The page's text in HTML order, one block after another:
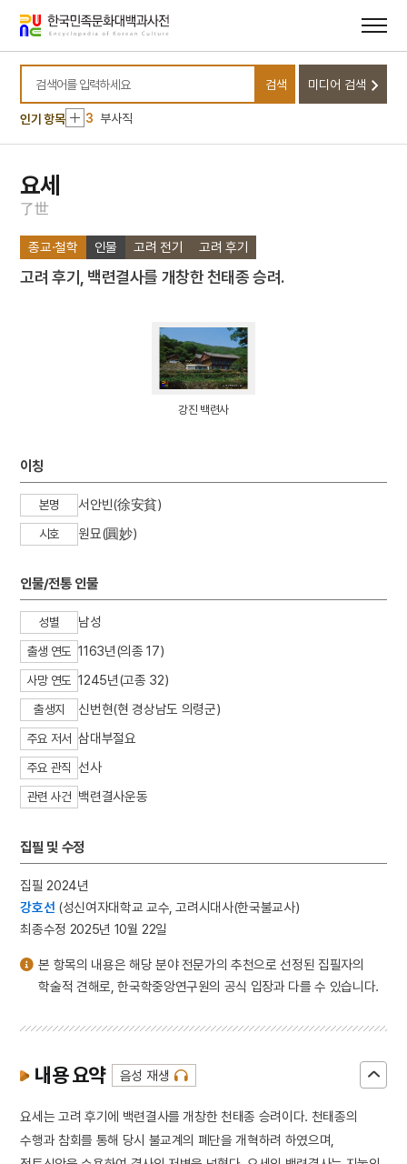
바로가기
바로가기
검색어를 입력하세요
검색 미디어 검색
인기 항목
10 고려혁명군관학교
1 세조
2 금성대군
3 부사직
4 산청 범학리 삼층석탑
아리랑
9
갓
산청 범학리 삼층석탑
7 세종
8
아리랑
10
요세
了世
종교·철학 인물 고려 전기 고려 후기
고려 후기, 백련결사를 개창한 천태종 승려.
강진 백련사
이칭
본명 서안빈(徐安貧)
시호 원묘(圓妙)
인물/전통 인물
성별 남성
출생 연도 1163년(의종 17)
사망 연도 1245년(고종 32)
출생지 신번현(현 경상남도 의령군)
주요 저서 삼대부절요
주요 관직 선사
관련 사건 백련결사운동
집필 및 수정
집필 2024년
강호선 (성신여자대학교 교수, 고려시대사(한국불교사)
최종수정 2025년 10월 22일
본 항목의 내용은 해당 분야 전문가의 추천으로 선정된 집필자의
학술적 견해로, 한국학중앙연구원의 공식 입장과 다를 수 있습니다.
내용 요약 음성 재생
요세는 고려 후기에 백련결사를 개창한 천태종 승려이다. 천태종의
수행과 참회를 통해 당시 불교계의 폐단을 개혁하려 하였으며,